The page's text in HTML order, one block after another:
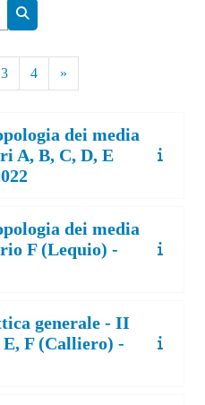
Cerca corsi
2
3Pagina 3
4Pagina 4
»
dei media
A, B, C, D, E
dei media
F (Lequio) -
generale - II
F (Calliero) -